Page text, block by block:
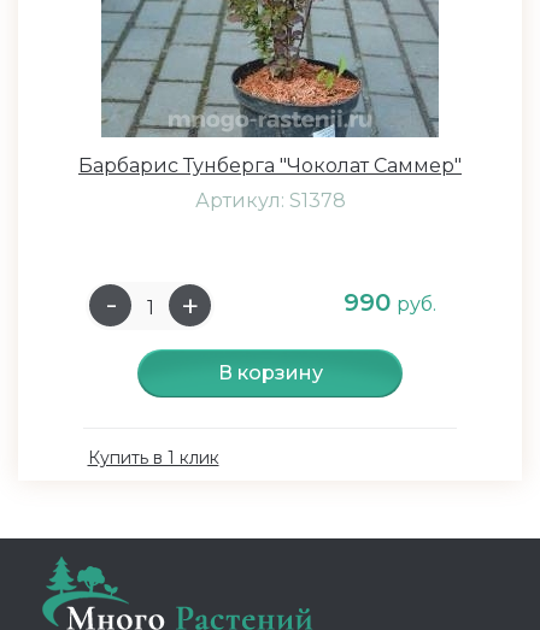
Барбарис Тунберга "Чоколат Саммер"
Артикул: S1378
990 руб.
В корзину
Купить в 1 клик